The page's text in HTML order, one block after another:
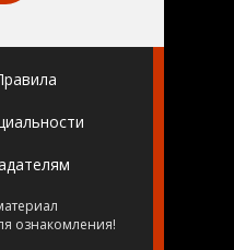
ознакомления!